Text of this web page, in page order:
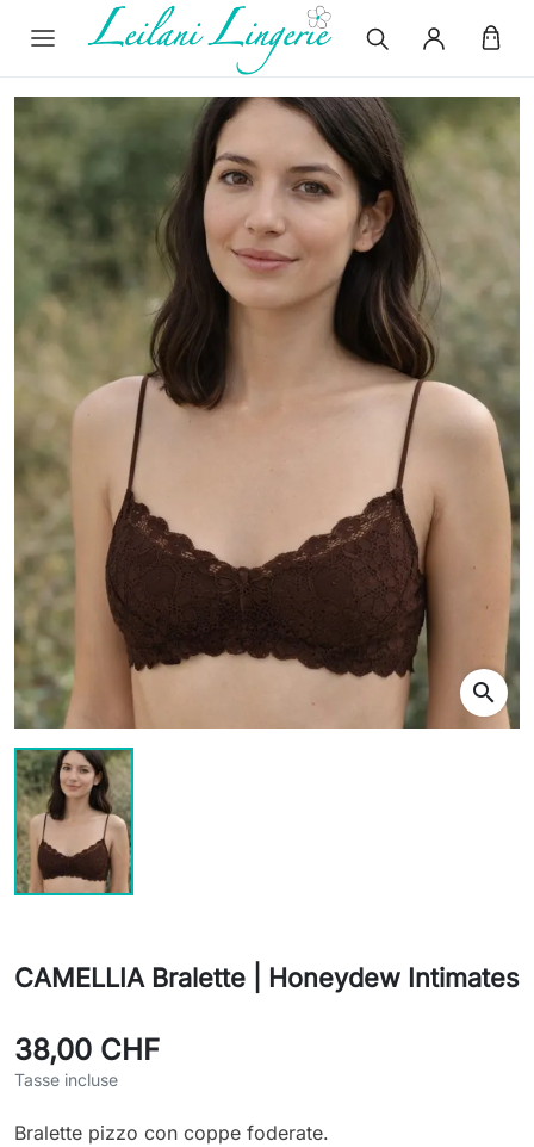
search
CAMELLIA Bralette | Honeydew Intimates
38,00 CHF
Tasse incluse
Bralette pizzo con coppe foderate.